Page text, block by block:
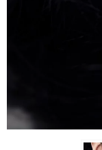
SELECTION